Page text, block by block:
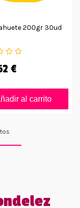
200gr 30ud
€
al carrito